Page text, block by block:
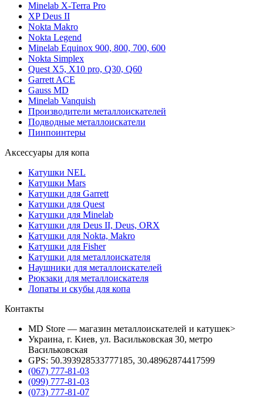
Minelab X-Terra Pro
XP Deus II
Nokta Makro
Nokta Legend
Minelab Equinox 900, 800, 700, 600
Nokta Simplex
Quest X5, X10 pro, Q30, Q60
Garrett ACE
Gauss MD
Minelab Vanquish
Производители металлоискателей
Подводные металлоискатели
Пинпоинтеры
Аксессуары для копа
Катушки NEL
Катушки Mars
Катушки для Garrett
Катушки для Quest
Катушки для Minelab
Катушки для Deus II, Deus, ORX
Катушки для Nokta, Makro
Катушки для Fisher
Катушки для металлоискателя
Наушники для металлоискателей
Рюкзаки для металлоискателя
Лопаты и скубы для копа
Контакты
MD Store — магазин металлоискателей и катушек>
Украина, г. Киев, ул. Васильковская 30, метро
Васильковская
GPS: 50.393928533777185, 30.48962874417599
(067) 777-81-03
(099) 777-81-03
(073) 777-81-07